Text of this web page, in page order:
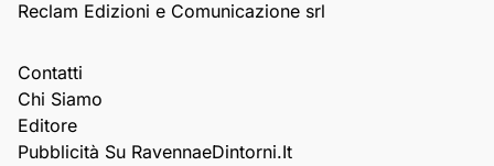
Reclam Edizioni e Comunicazione srl
Contatti
Chi Siamo
Editore
Pubblicità Su RavennaeDintorni.it